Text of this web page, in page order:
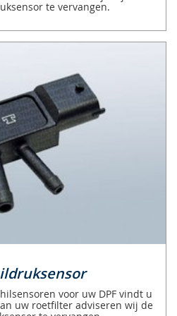
te vervangen.
voor uw DPF vindt u
uw roetfilter adviseren wij de